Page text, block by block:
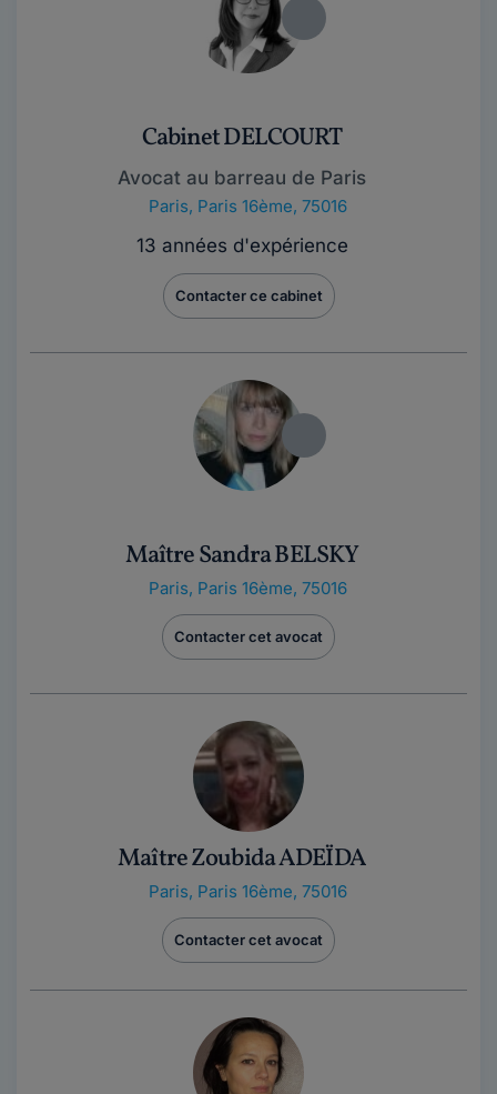
Cabinet DELCOURT
Avocat au barreau de Paris
Paris, Paris 16ème, 75016
13 années d'expérience
Contacter ce cabinet
Maître Sandra BELSKY
Paris, Paris 16ème, 75016
Contacter cet avocat
Maître Zoubida ADEÏDA
Paris, Paris 16ème, 75016
Contacter cet avocat